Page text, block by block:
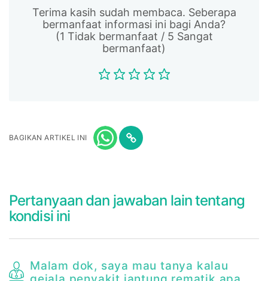
Terima kasih sudah membaca. Seberapa
bermanfaat informasi ini bagi Anda?
(1 Tidak bermanfaat / 5 Sangat
bermanfaat)
BAGIKAN ARTIKEL INI
Pertanyaan dan jawaban lain tentang
kondisi ini
Malam dok, saya mau tanya kalau